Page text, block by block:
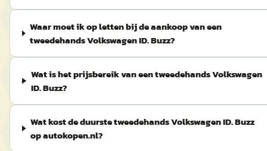
Waar moet ik op letten bij de aankoop van een
tweedehands Volkswagen ID. Buzz?
Wat is het prijsbereik van een tweedehands Volkswagen
ID. Buzz?
Wat kost de duurste tweedehands Volkswagen ID. Buzz
op autokopen.nl?